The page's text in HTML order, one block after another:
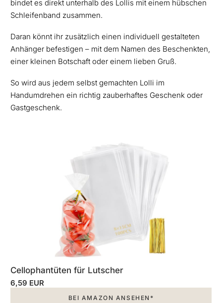
bindet es direkt unterhalb des Lollis mit einem hübschen
Schleifenband zusammen.
Daran könnt ihr zusätzlich einen individuell gestalteten
Anhänger befestigen – mit dem Namen des Beschenkten,
einer kleinen Botschaft oder einem lieben Gruß.
So wird aus jedem selbst gemachten Lolli im
Handumdrehen ein richtig zauberhaftes Geschenk oder
Gastgeschenk.
Cellophantüten für Lutscher
6,59 EUR
BEI AMAZON ANSEHEN*